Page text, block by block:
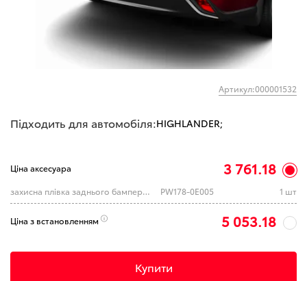
Артикул:000001532
Підходить для автомобіля:HIGHLANDER;
Ціна аксесуара 3 761.18
захисна плівка заднього бампера (TOYOTA) PW178-0E005 1 шт
Ціна з встановленням 5 053.18
Купити